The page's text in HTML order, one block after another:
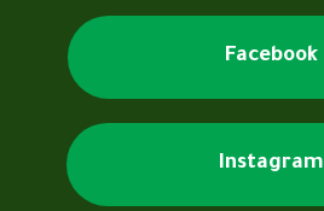
Facebook
Instagram